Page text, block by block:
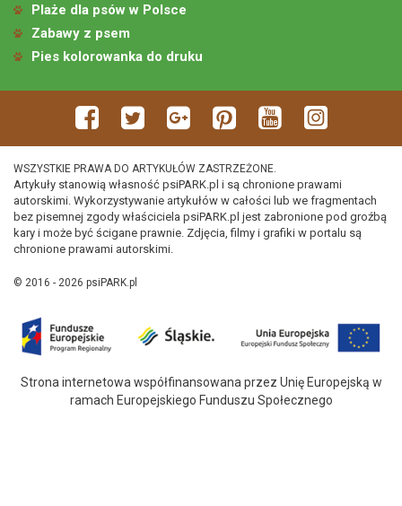
Plaże dla psów w Polsce
Zabawy z psem
Pies kolorowanka do druku
WSZYSTKIE PRAWA DO ARTYKUŁÓW ZASTRZEŻONE.
Artykuły stanowią własność psiPARK.pl i są chronione prawami
autorskimi. Wykorzystywanie artykułów w całości lub we fragmentach
bez pisemnej zgody właściciela psiPARK.pl jest zabronione pod groźbą
kary i może być ścigane prawnie. Zdjęcia, filmy i grafiki w portalu są
chronione prawami autorskimi.
© 2016 - 2026 psiPARK.pl
Strona internetowa współfinansowana przez Unię Europejską w
ramach Europejskiego Funduszu Społecznego